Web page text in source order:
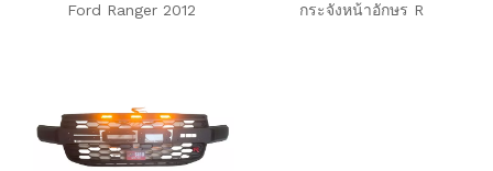
Ford Ranger 2012
กระจังหน้าอักษร R